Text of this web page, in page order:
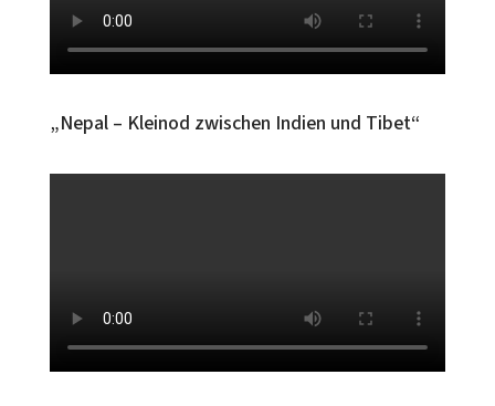
„Nepal – Kleinod zwischen Indien und Tibet“